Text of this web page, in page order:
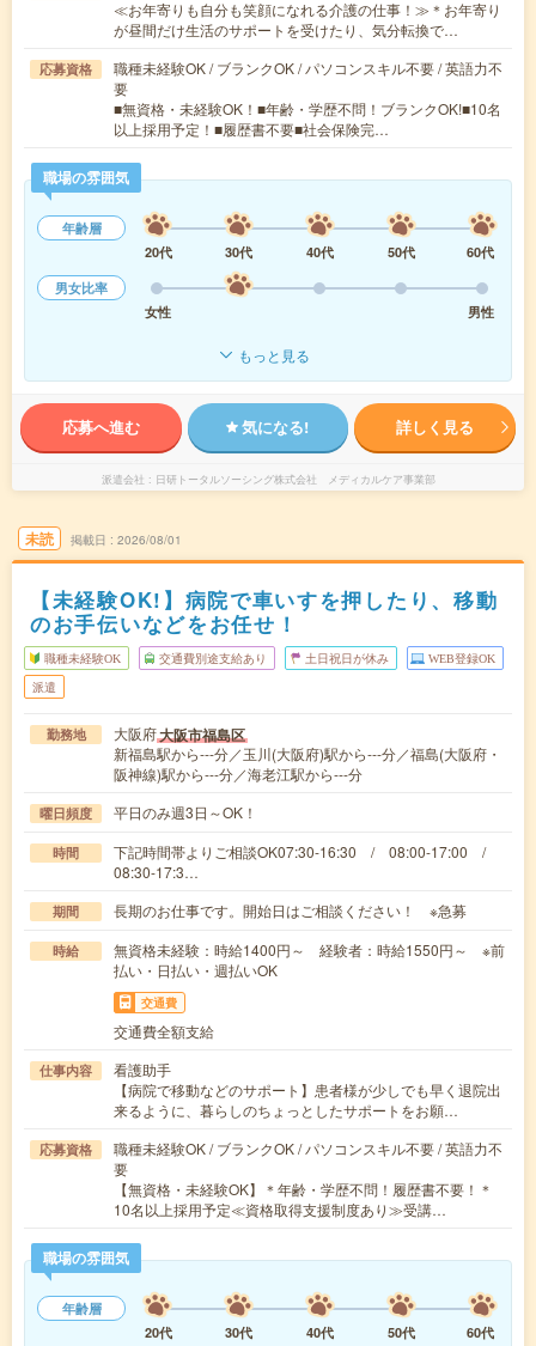
≪お年寄りも自分も笑顔になれる介護の仕事！≫＊お年寄り
が昼間だけ生活のサポートを受けたり、気分転換で…
応募資格
職種未経験OK / ブランクOK / パソコンスキル不要 / 英語力不
要
■無資格・未経験OK！■年齢・学歴不問！ブランクOK!■10名
以上採用予定！■履歴書不要■社会保険完…
職場の雰囲気
年齢層
20代
30代 40代 50代
60代
男女比率
女性
男性
もっと見る
応募へ進む 気になる! 詳しく見る
派遣会社 日研トータルソーシング株式会社 メディカルケア事業部
未読 掲載日 2026/08/01
【未経験OK!】病院で車いすを押したり、移動
のお手伝いなどをお任せ！
職種未経験OK 交通費別途支給あり 土日祝日が休み WEB登録OK
派遣
勤務地 大阪府大阪市福島区
新福島駅から---分／玉川(大阪府)駅から---分／福島(大阪府・
阪神線)駅から---分／海老江駅から---分
曜日頻度 平日のみ週3日～OK！
時間
下記時間帯よりご相談OK07:30-16:30 / 08:00-17:00 /
08:30-17:3…
期間 長期のお仕事です。開始日はご相談ください！ ※急募
時給
無資格未経験：時給1400円～ 経験者：時給1550円～ ※前
払い・日払い・週払いOK
交通費
交通費全額支給
仕事内容
看護助手
【病院で移動などのサポート】患者様が少しでも早く退院出
来るように、暮らしのちょっとしたサポートをお願…
応募資格
職種未経験OK / ブランクOK / パソコンスキル不要 / 英語力不
要
【無資格・未経験OK】＊年齢・学歴不問！履歴書不要！＊
10名以上採用予定≪資格取得支援制度あり≫受講…
職場の雰囲気
年齢層
20代
30代 40代 50代
60代